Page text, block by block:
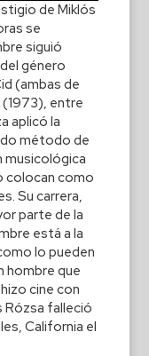
de Miklós
se
siguió
género
(ambas de
(1973), entre
aplicó la
método de
musicológica
colocan como
Su carrera,
parte de la
está a la
lo pueden
hombre que
cine con
Rózsa falleció
California el